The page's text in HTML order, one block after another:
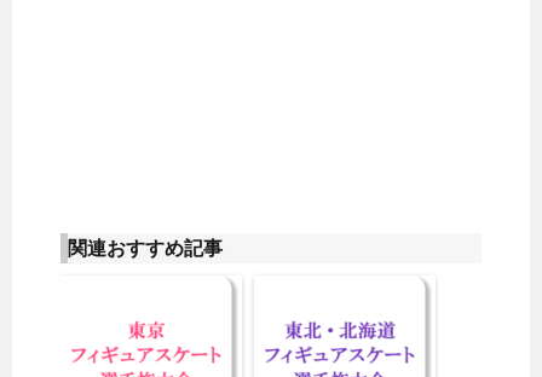
関連おすすめ記事